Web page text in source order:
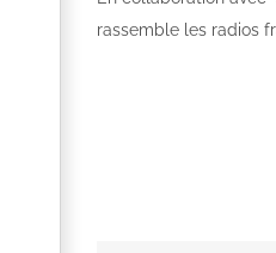
rassemble les radios